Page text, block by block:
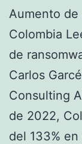
Aumento de
Colombia
de
Carlos
Consulting
de 2022,
del 133%